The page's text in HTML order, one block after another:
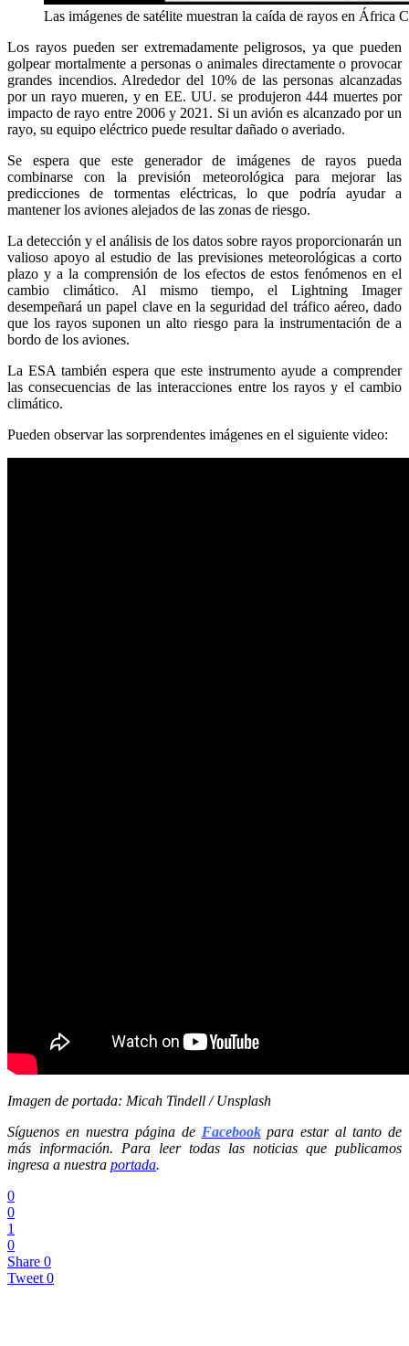
Las imágenes de satélite muestran la caída de rayos en
Los rayos pueden ser extremadamente peligrosos, ya que pueden
golpear mortalmente a personas o animales directamente o provocar
grandes incendios. Alrededor del 10% de las personas alcanzadas
por un rayo mueren, y en EE. UU. se produjeron 444 muertes por
impacto de rayo entre 2006 y 2021. Si un avión es alcanzado por un
rayo, su equipo eléctrico puede resultar dañado o averiado.
Se espera que este generador de imágenes de rayos pueda
combinarse con la previsión meteorológica para mejorar las
predicciones de tormentas eléctricas, lo que podría ayudar a
mantener los aviones alejados de las zonas de riesgo.
La detección y el análisis de los datos sobre rayos proporcionarán un
valioso apoyo al estudio de las previsiones meteorológicas a corto
plazo y a la comprensión de los efectos de estos fenómenos en el
cambio climático. Al mismo tiempo, el Lightning Imager
desempeñará un papel clave en la seguridad del tráfico aéreo, dado
que los rayos suponen un alto riesgo para la instrumentación de a
bordo de los aviones.
La ESA también espera que este instrumento ayude a comprender
las consecuencias de las interacciones entre los rayos y el cambio
climático.
Pueden observar las sorprendentes imágenes en el siguiente video:
Imagen de portada: Micah Tindell / Unsplash
Síguenos en nuestra página de Facebookpara estar al tanto de
más información. Para leer todas las noticias que publicamos
ingresa a nuestra portada.
0
0
1
0
Share 0
Tweet 0